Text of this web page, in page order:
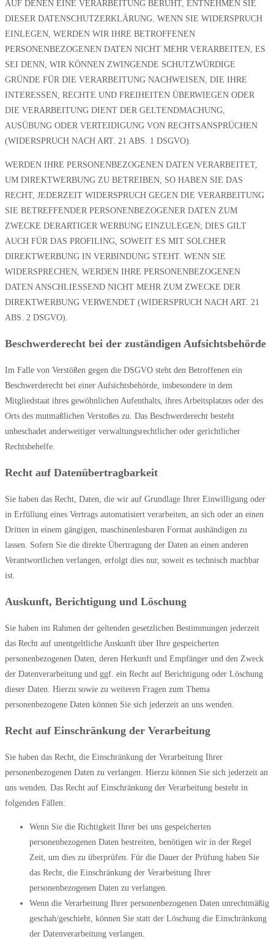
AUF DENEN EINE VERARBEITUNG BERUHT, ENTNEHMEN SIE
DIESER DATENSCHUTZERKLÄRUNG. WENN SIE WIDERSPRUCH
EINLEGEN, WERDEN WIR IHRE BETROFFENEN
PERSONENBEZOGENEN DATEN NICHT MEHR VERARBEITEN, ES
SEI DENN, WIR KÖNNEN ZWINGENDE SCHUTZWÜRDIGE
GRÜNDE FÜR DIE VERARBEITUNG NACHWEISEN, DIE IHRE
INTERESSEN, RECHTE UND FREIHEITEN ÜBERWIEGEN ODER
DIE VERARBEITUNG DIENT DER GELTENDMACHUNG,
AUSÜBUNG ODER VERTEIDIGUNG VON RECHTSANSPRÜCHEN
(WIDERSPRUCH NACH ART. 21 ABS. 1 DSGVO).
WERDEN IHRE PERSONENBEZOGENEN DATEN VERARBEITET,
UM DIREKTWERBUNG ZU BETREIBEN, SO HABEN SIE DAS
RECHT, JEDERZEIT WIDERSPRUCH GEGEN DIE VERARBEITUNG
SIE BETREFFENDER PERSONENBEZOGENER DATEN ZUM
ZWECKE DERARTIGER WERBUNG EINZULEGEN; DIES GILT
AUCH FÜR DAS PROFILING, SOWEIT ES MIT SOLCHER
DIREKTWERBUNG IN VERBINDUNG STEHT. WENN SIE
WIDERSPRECHEN, WERDEN IHRE PERSONENBEZOGENEN
DATEN ANSCHLIESSEND NICHT MEHR ZUM ZWECKE DER
DIREKTWERBUNG VERWENDET (WIDERSPRUCH NACH ART. 21
ABS. 2 DSGVO).
Beschwerde­recht bei der zuständigen Aufsichts­behörde
Im Falle von Verstößen gegen die DSGVO steht den Betroffenen ein
Beschwerderecht bei einer Aufsichtsbehörde, insbesondere in dem
Mitgliedstaat ihres gewöhnlichen Aufenthalts, ihres Arbeitsplatzes oder des
Orts des mutmaßlichen Verstoßes zu. Das Beschwerderecht besteht
unbeschadet anderweitiger verwaltungsrechtlicher oder gerichtlicher
Rechtsbehelfe.
Recht auf Daten­übertrag­barkeit
Sie haben das Recht, Daten, die wir auf Grundlage Ihrer Einwilligung oder
in Erfüllung eines Vertrags automatisiert verarbeiten, an sich oder an einen
Dritten in einem gängigen, maschinenlesbaren Format aushändigen zu
lassen. Sofern Sie die direkte Übertragung der Daten an einen anderen
Verantwortlichen verlangen, erfolgt dies nur, soweit es technisch machbar
ist.
Auskunft, Berichtigung und Löschung
Sie haben im Rahmen der geltenden gesetzlichen Bestimmungen jederzeit
das Recht auf unentgeltliche Auskunft über Ihre gespeicherten
personenbezogenen Daten, deren Herkunft und Empfänger und den Zweck
der Datenverarbeitung und ggf. ein Recht auf Berichtigung oder Löschung
dieser Daten. Hierzu sowie zu weiteren Fragen zum Thema
personenbezogene Daten können Sie sich jederzeit an uns wenden.
Recht auf Einschränkung der Verarbeitung
Sie haben das Recht, die Einschränkung der Verarbeitung Ihrer
personenbezogenen Daten zu verlangen. Hierzu können Sie sich jederzeit an
uns wenden. Das Recht auf Einschränkung der Verarbeitung besteht in
folgenden Fällen:
Wenn Sie die Richtigkeit Ihrer bei uns gespeicherten
personenbezogenen Daten bestreiten, benötigen wir in der Regel
Zeit, um dies zu überprüfen. Für die Dauer der Prüfung haben Sie
das Recht, die Einschränkung der Verarbeitung Ihrer
personenbezogenen Daten zu verlangen.
Wenn die Verarbeitung Ihrer personenbezogenen Daten unrechtmäßig
geschah/geschieht, können Sie statt der Löschung die Einschränkung
der Datenverarbeitung verlangen.